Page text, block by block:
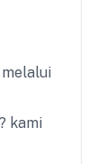
kami